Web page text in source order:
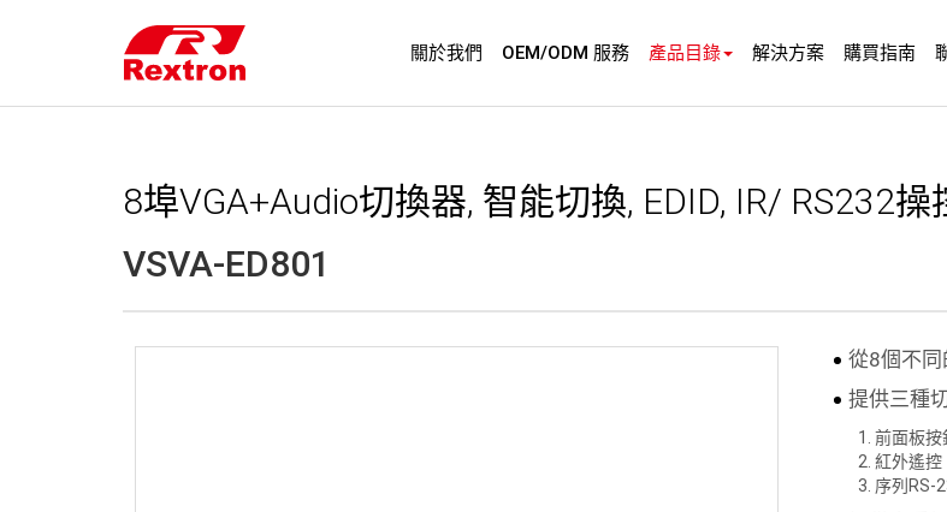
關於我們 OEM/ODM 服務 產品目錄 解決方案 購買指南
8埠VGA+Audio切換器, 智能切換, EDID, IR/ RS232操
VSVA-ED801
從8個不
提供三種
前面板按
紅外遙控
序列RS-